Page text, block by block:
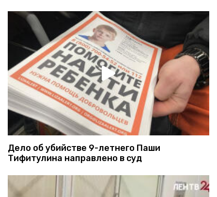
Дело об убийстве 9-летнего Паши
Тифитулина направлено в суд